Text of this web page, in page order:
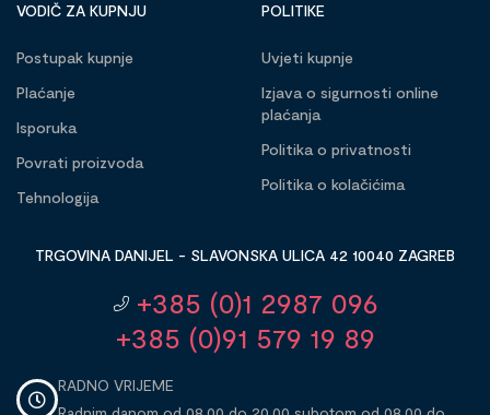
VODIČ ZA KUPNJU
Postupak kupnje
Plaćanje
Isporuka
Povrati proizvoda
Tehnologija
POLITIKE
Uvjeti kupnje
Izjava o sigurnosti online
plaćanja
Politika o privatnosti
Politika o kolačićima
TRGOVINA DANIJEL - SLAVONSKA ULICA 42 10040 ZAGREB
+385 (0)1 2987 096
+385 (0)91 579 19 89
RADNO VRIJEME